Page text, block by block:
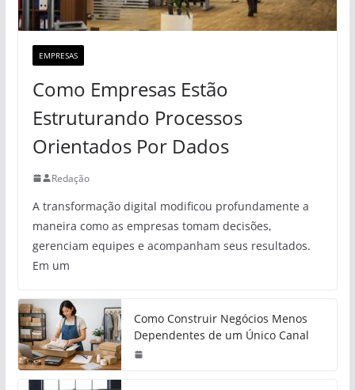
EMPRESAS
Como Empresas Estão
Estruturando Processos
Orientados Por Dados
Redação
A transformação digital modificou profundamente a
maneira como as empresas tomam decisões,
gerenciam equipes e acompanham seus resultados.
Em um
Como Construir Negócios Menos
Dependentes de um Único Canal